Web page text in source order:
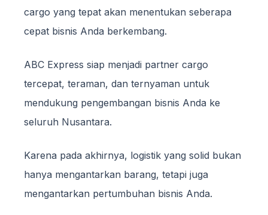
cargo yang tepat akan menentukan seberapa
cepat bisnis Anda berkembang.
ABC Express siap menjadi partner cargo
tercepat, teraman, dan ternyaman untuk
mendukung pengembangan bisnis Anda ke
seluruh Nusantara.
Karena pada akhirnya, logistik yang solid bukan
hanya mengantarkan barang, tetapi juga
mengantarkan pertumbuhan bisnis Anda.